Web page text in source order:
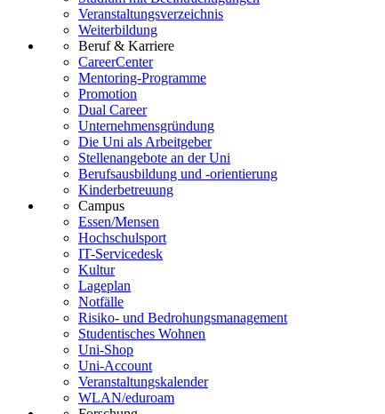
Veranstaltungsverzeichnis
Weiterbildung
Beruf & Karriere
CareerCenter
Mentoring-Programme
Promotion
Dual Career
Unternehmensgründung
Die Uni als Arbeitgeber
Stellenangebote an der Uni
Berufsausbildung und -orientierung
Kinderbetreuung
Campus
Essen/Mensen
Hochschulsport
IT-Servicedesk
Kultur
Lageplan
Notfälle
Risiko- und Bedrohungsmanagement
Studentisches Wohnen
Uni-Shop
Uni-Account
Veranstaltungskalender
WLAN/eduroam